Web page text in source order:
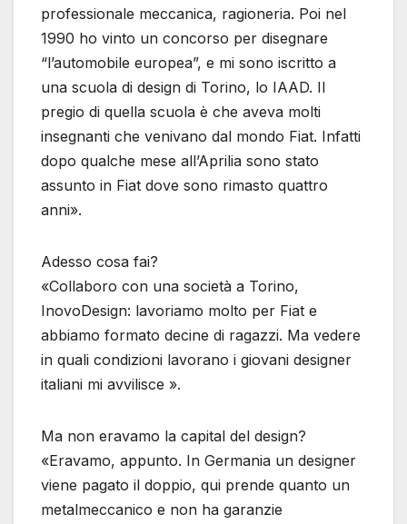
professionale meccanica, ragioneria. Poi nel
1990 ho vinto un concorso per disegnare
“l’automobile europea”, e mi sono iscritto a
una scuola di design di Torino, lo IAAD. Il
pregio di quella scuola è che aveva molti
insegnanti che venivano dal mondo Fiat. Infatti
dopo qualche mese all’Aprilia sono stato
assunto in Fiat dove sono rimasto quattro
anni».
Adesso cosa fai?
«Collaboro con una società a Torino,
InovoDesign: lavoriamo molto per Fiat e
abbiamo formato decine di ragazzi. Ma vedere
in quali condizioni lavorano i giovani designer
italiani mi avvilisce ».
Ma non eravamo la capital del design?
«Eravamo, appunto. In Germania un designer
viene pagato il doppio, qui prende quanto un
metalmeccanico e non ha garanzie